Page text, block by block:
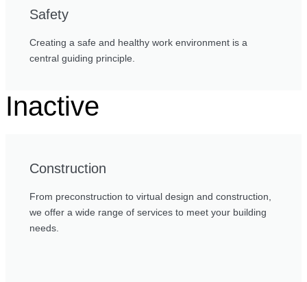
Safety
Creating a safe and healthy work environment is a
central guiding principle.
Inactive
Construction
From preconstruction to virtual design and construction,
we offer a wide range of services to meet your building
needs.